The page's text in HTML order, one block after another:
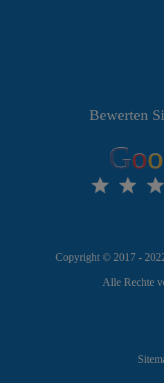
Bewerten
Goo
Copyright © 2017 -
Alle Rechte